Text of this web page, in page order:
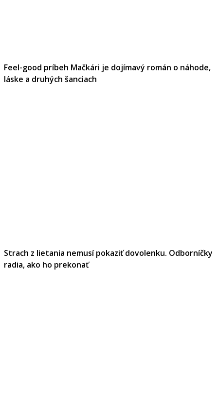
Feel-good príbeh Mačkári je dojímavý román o náhode,
láske a druhých šanciach
Strach z lietania nemusí pokaziť dovolenku. Odborníčky
radia, ako ho prekonať